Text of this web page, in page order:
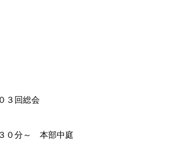
３回総会
０分～ 本部中庭